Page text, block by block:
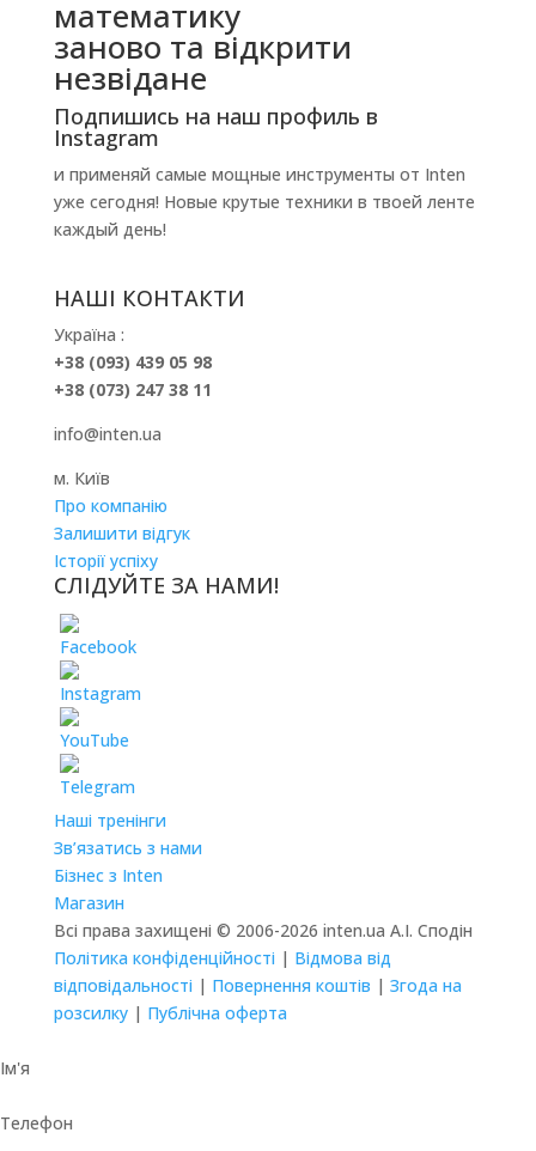
математику
заново та відкрити
незвідане
Подпишись на наш профиль в
Instagram
и применяй самые мощные инструменты от Inten
уже сегодня! Новые крутые техники в твоей ленте
каждый день!
НАШІ КОНТАКТИ
Україна :
+38 (093) 439 05 98
+38 (073) 247 38 11
info@inten.ua
м. Київ
Про компанію
Залишити відгук
Історії успіху
СЛІДУЙТЕ ЗА НАМИ!
Наші тренінги
Зв’язатись з нами
Бізнес з Inten
Магазин
Всі права захищені © 2006-2026 inten.ua А.І. Сподін
Політика конфіденційності | Відмова від
відповідальності | Повернення коштів | Згода на
розсилку| Публічна оферта
Ім'я
Телефон